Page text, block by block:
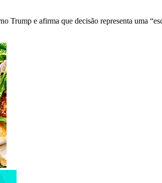
Trump e afirma que decisão representa uma